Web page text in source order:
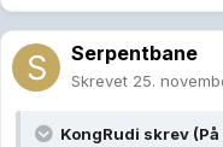
Serpentbane
Skrevet 25.
KongRudi skrev (På